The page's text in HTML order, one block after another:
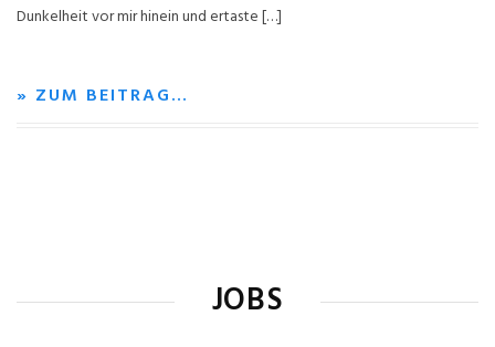
Dunkelheit vor mir hinein und ertaste […]
» ZUM BEITRAG…
JOBS